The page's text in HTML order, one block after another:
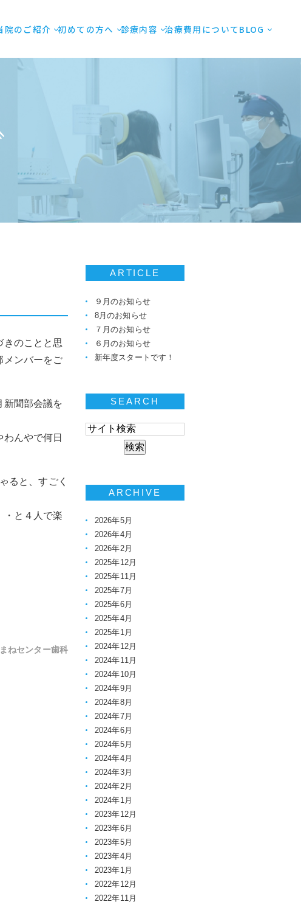
院のご紹介 初めての方へ 診療内容 治療費用についてBLOG
きのことと思
ンバーをご
新聞部会議を
んやで何日
ると、すごく
・と４人で楽
ねセンター歯科
ARTICLE
９月のお知らせ
8月のお知らせ
７月のお知らせ
６月のお知らせ
新年度スタートです！
SEARCH
ARCHIVE
2026年5月
2026年4月
2026年2月
2025年12月
2025年11月
2025年7月
2025年6月
2025年4月
2025年1月
2024年12月
2024年11月
2024年10月
2024年9月
2024年8月
2024年7月
2024年6月
2024年5月
2024年4月
2024年3月
2024年2月
2024年1月
2023年12月
2023年6月
2023年5月
2023年4月
2023年1月
2022年12月
2022年11月